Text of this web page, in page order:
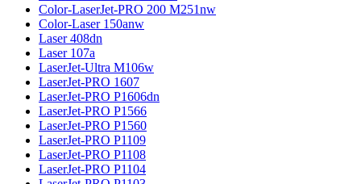
Color-LaserJet-PRO 200 M251nw
Color-Laser 150anw
Laser 408dn
Laser 107a
LaserJet-Ultra M106w
LaserJet-PRO 1607
LaserJet-PRO P1606dn
LaserJet-PRO P1566
LaserJet-PRO P1560
LaserJet-PRO P1109
LaserJet-PRO P1108
LaserJet-PRO P1104